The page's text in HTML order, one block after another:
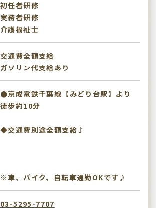
初任者研修
実務者研修
介護福祉士
交通費全額支給
ガソリン代支給あり
●京成電鉄千葉線【みどり台駅】より
徒歩約10分
◆交通費別途全額支給♪
※車、バイク、自転車通勤OKです♪
03-5295-7707